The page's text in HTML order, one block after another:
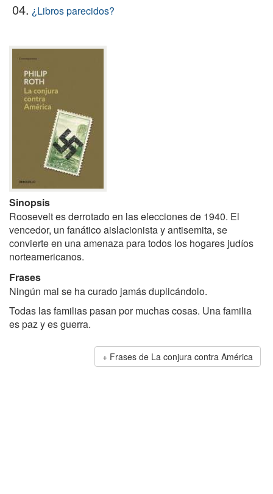
04. ¿Libros parecidos?
Sinopsis
Roosevelt es derrotado en las elecciones de 1940. El
vencedor, un fanático aislacionista y antisemita, se
convierte en una amenaza para todos los hogares judíos
norteamericanos.
Frases
Ningún mal se ha curado jamás duplicándolo.
Todas las familias pasan por muchas cosas. Una familia
es paz y es guerra.
Frases de La conjura contra América